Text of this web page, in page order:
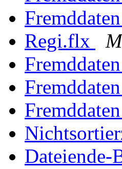
Fremddaten
Regi.flx
Fremddaten
Fremddaten
Fremddaten